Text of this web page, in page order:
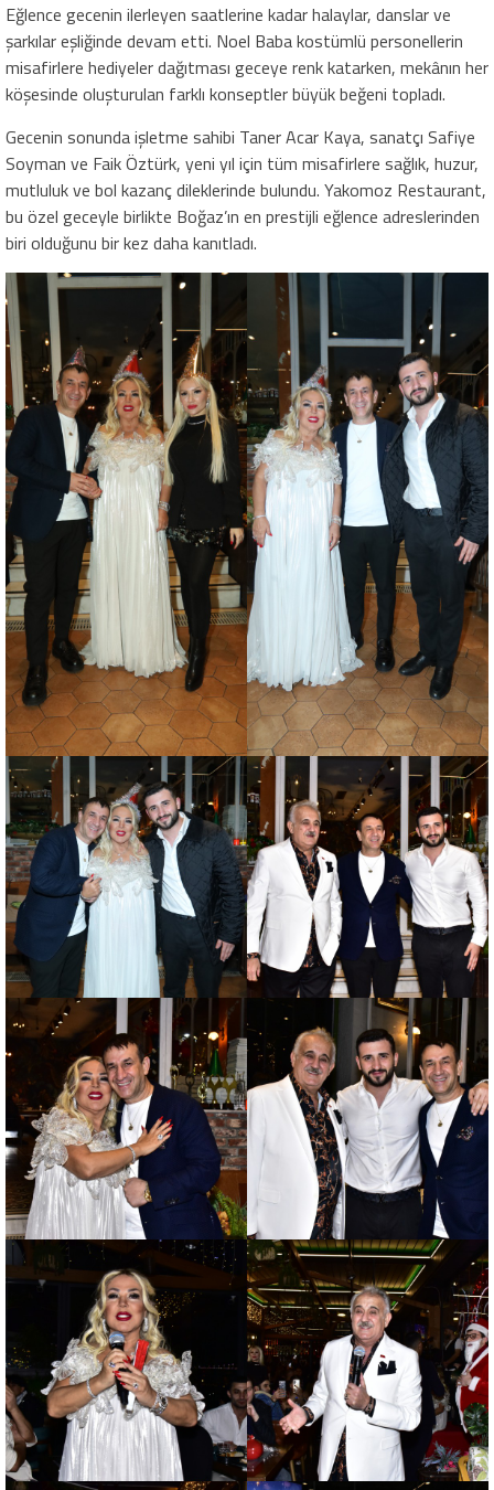
Eğlence gecenin ilerleyen saatlerine kadar halaylar, danslar ve
şarkılar eşliğinde devam etti. Noel Baba kostümlü personellerin
misafirlere hediyeler dağıtması geceye renk katarken, mekânın her
köşesinde oluşturulan farklı konseptler büyük beğeni topladı.
Gecenin sonunda işletme sahibi Taner Acar Kaya, sanatçı Safiye
Soyman ve Faik Öztürk, yeni yıl için tüm misafirlere sağlık, huzur,
mutluluk ve bol kazanç dileklerinde bulundu. Yakomoz Restaurant,
bu özel geceyle birlikte Boğaz’ın en prestijli eğlence adreslerinden
biri olduğunu bir kez daha kanıtladı.